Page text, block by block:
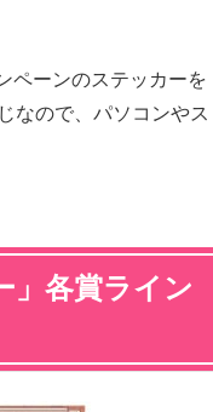
ペーンのステッカーを
なので、パソコンやス
」各賞ライン